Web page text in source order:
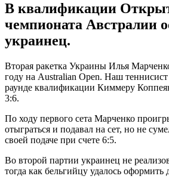
В квалификации
чемпионата Австралии
украинец.
Вторая ракетка Украины Илья
году на Australian Open. Наш
раунде квалификации Киммеру
3:6.
По ходу первого сета Марченко
отыграться и подавал на сет, но не
своей подаче при счете 6:5.
Во второй партии украинец не
тогда как бельгийцу удалось оформить